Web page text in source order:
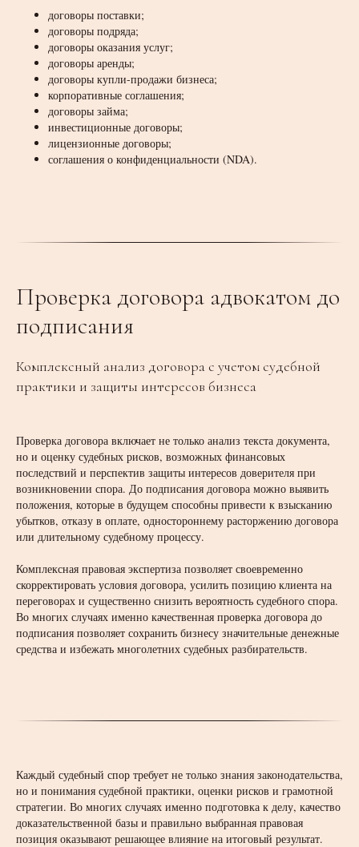
договоры поставки;
договоры подряда;
договоры оказания услуг;
договоры аренды;
договоры купли-продажи бизнеса;
корпоративные соглашения;
договоры займа;
инвестиционные договоры;
лицензионные договоры;
соглашения о конфиденциальности (NDA).
Проверка договора адвокатом до
подписания
Комплексный анализ договора с учетом судебной
практики и защиты интересов бизнеса
Проверка договора включает не только анализ текста документа,
но и оценку судебных рисков, возможных финансовых
последствий и перспектив защиты интересов доверителя при
возникновении спора. До подписания договора можно выявить
положения, которые в будущем способны привести к взысканию
убытков, отказу в оплате, одностороннему расторжению договора
или длительному судебному процессу.
Комплексная правовая экспертиза позволяет своевременно
скорректировать условия договора, усилить позицию клиента на
переговорах и существенно снизить вероятность судебного спора.
Во многих случаях именно качественная проверка договора до
подписания позволяет сохранить бизнесу значительные денежные
средства и избежать многолетних судебных разбирательств.
Каждый судебный спор требует не только знания законодательства,
но и понимания судебной практики, оценки рисков и грамотной
стратегии. Во многих случаях именно подготовка к делу, качество
доказательственной базы и правильно выбранная правовая
позиция оказывают решающее влияние на итоговый результат.